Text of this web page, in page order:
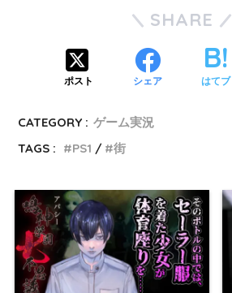
SHARE
ポスト シェア はてブ
CATEGORY : ゲーム実況
TAGS :
PS1 街